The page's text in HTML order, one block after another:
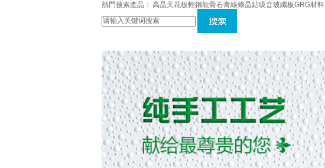
熱門搜索產品： 高晶天花板輕鋼龍骨石膏線條晶鉆吸音玻纖板GRG材料